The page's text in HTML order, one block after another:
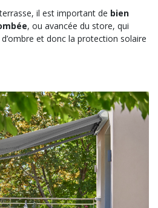
il est important de bien
, ou avancée du store, qui
et donc la protection solaire